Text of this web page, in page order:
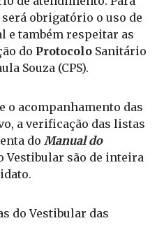
contato com a Fatec
de atendimento. Para
obrigatório o uso de
e também respeitar as
doProtocolo
o acompanhamento das
a verificação das listas
doManual do
Vestibular são de inteira